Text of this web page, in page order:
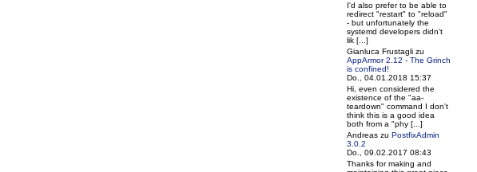
I'd also prefer to be able to
redirect "restart" to "reload"
- but unfortunately the
systemd developers didn't
lik [...]
Gianluca Frustagli zu
AppArmor 2.12 - The Grinch
is confined!
Do., 04.01.2018 15:37
Hi, even considered the
existence of the "aa-
teardown" command I don't
think this is a good idea
both from a "phy [...]
Andreas zu PostfixAdmin
3.0.2
Do., 09.02.2017 08:43
Thanks for making and